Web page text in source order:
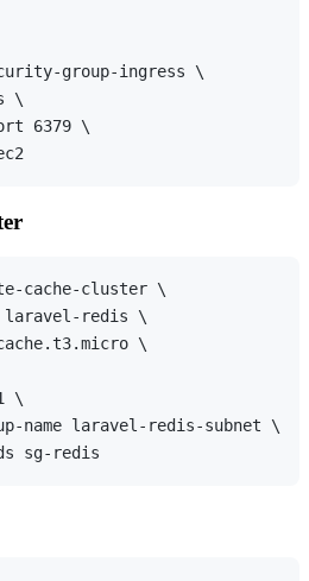
group-ingress \
\
6379 \
cache-cluster \
redis \
\
\
name laravel-redis-subnet \